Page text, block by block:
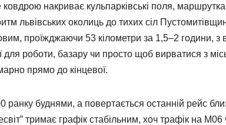
накриває кульпарківські поля,
львівських околиць до тихих сіл
проїжджаючи 53 кілометри за 1,5–2 години, з
для роботи, базару чи просто щоб вирватися з
прямо до кінцевої.
ранку буднями, а повертається останній рейс
тримає графік стабільним, хоч трафік на М06